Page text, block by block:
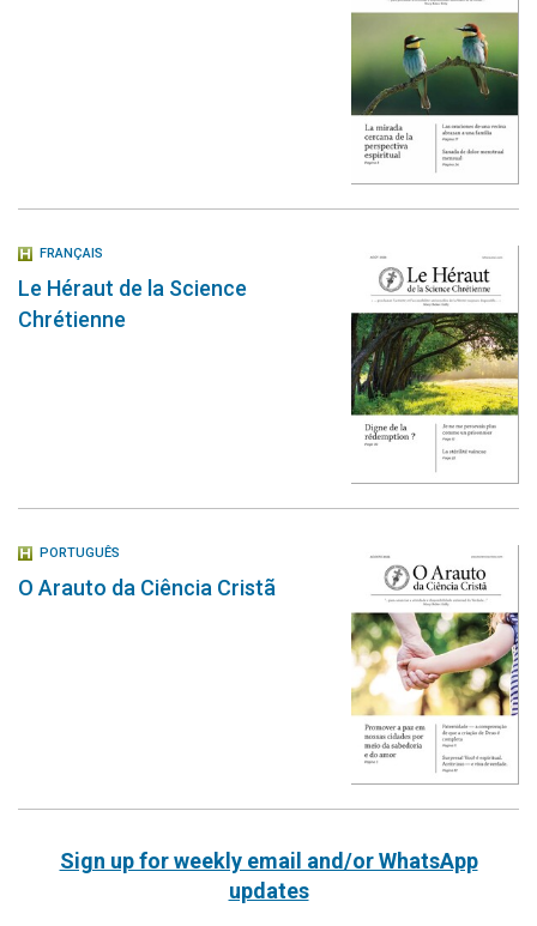
FRANÇAIS
Le Héraut de la Science
Chrétienne
PORTUGUÊS
O Arauto da Ciência Cristã
Sign up for weekly email and/or WhatsApp
updates